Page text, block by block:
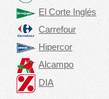
El Corte Inglés
Carrefour
Hipercor
Alcampo
DIA